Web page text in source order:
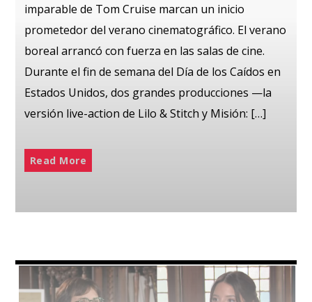
imparable de Tom Cruise marcan un inicio
prometedor del verano cinematográfico. El verano
boreal arrancó con fuerza en las salas de cine.
Durante el fin de semana del Día de los Caídos en
Estados Unidos, dos grandes producciones —la
versión live-action de Lilo & Stitch y Misión: […]
Read More